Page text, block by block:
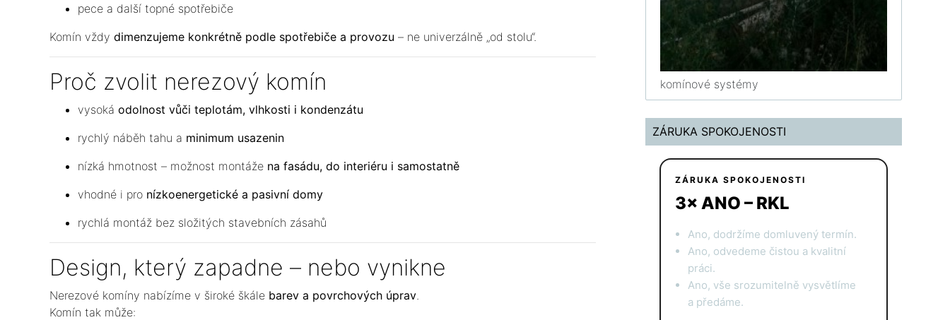
pece a další topné spotřebiče
Komín vždy dimenzujeme konkrétně podle spotřebiče a provozu – ne univerzálně „od stolu“.
Proč zvolit nerezový komín
vysoká odolnost vůči teplotám, vlhkosti i kondenzátu
rychlý náběh tahu a minimum usazenin
nízká hmotnost – možnost montáže na fasádu, do interiéru i samostatně
vhodné i pro nízkoenergetické a pasivní domy
rychlá montáž bez složitých stavebních zásahů
Design, který zapadne – nebo vynikne
Nerezové komíny nabízíme v široké škále barev a povrchových úprav
Komín tak může:
komínové systémy
ZÁRUKA SPOKOJENOSTI
ZÁRUKA SPOKOJENOSTI
3× ANO – RKL
Ano, dodržíme domluvený termín.
Ano, odvedeme čistou a kvalitní
práci.
Ano, vše srozumitelně vysvětlíme
a předáme.